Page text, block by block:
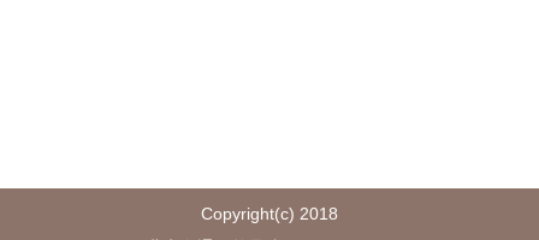
Copyright(c) 2018